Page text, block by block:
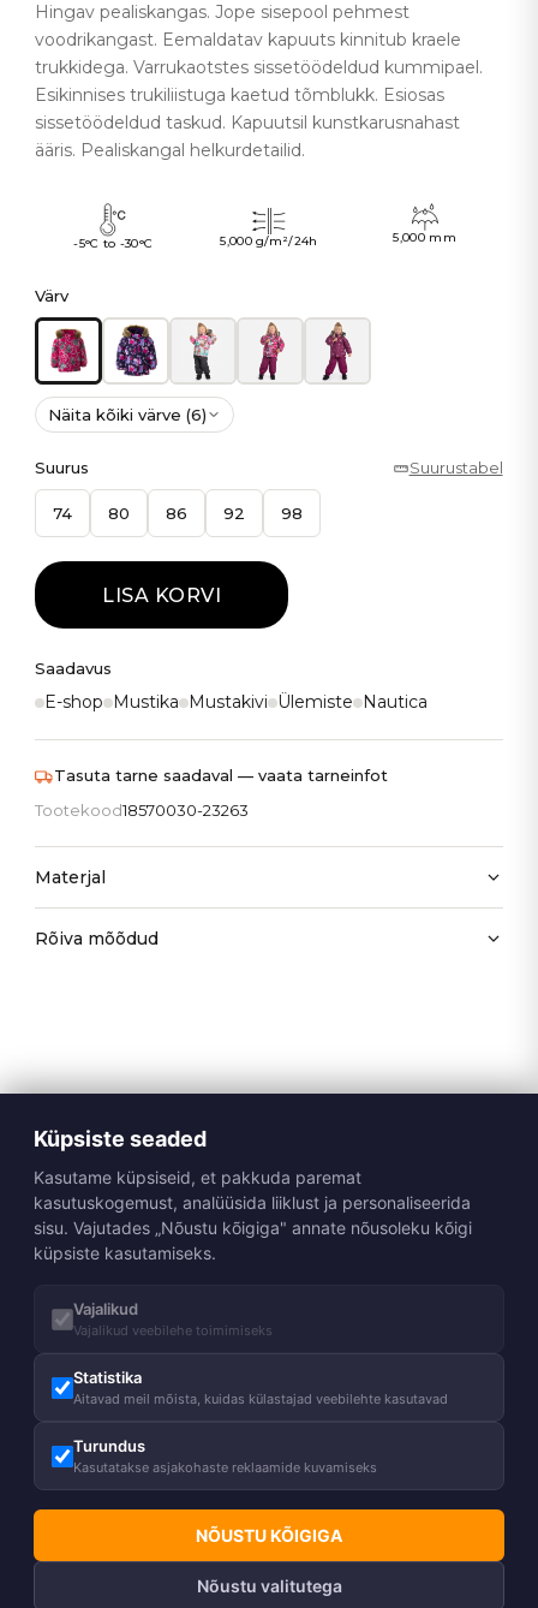
Hingav pealiskangas. Jope sisepool pehmest
voodrikangast. Eemaldatav kapuuts kinnitub kraele
trukkidega. Varrukaotstes sissetöödeldud kummipael.
Esikinnises trukiliistuga kaetud tõmblukk. Esiosas
sissetöödeldud taskud. Kapuutsil kunstkarusnahast
ääris. Pealiskangal helkurdetailid.
-5°C to -30°C 5,000 g/m²/24h 5,000 mm
Värv
Näita kõiki värve (6)
Suurus Suurustabel
74 80 86 92 98
LISA KORVI
Saadavus
E-shop Mustika Mustakivi Ülemiste Nautica
Tasuta tarne saadaval — vaata tarneinfot
Tootekood18570030-23263
Materjal
Rõiva mõõdud
Küpsiste seaded
Kasutame küpsiseid, et pakkuda paremat
kasutuskogemust, analüüsida liiklust ja personaliseerida
sisu. Vajutades „Nõustu kõigiga" annate nõusoleku kõigi
küpsiste kasutamiseks.
Vajalikud
Vajalikud veebilehe toimimiseks
Statistika
Aitavad meil mõista, kuidas külastajad veebilehte kasutavad
Turundus
Kasutatakse asjakohaste reklaamide kuvamiseks
NÕUSTU KÕIGIGA
Nõustu valitutega